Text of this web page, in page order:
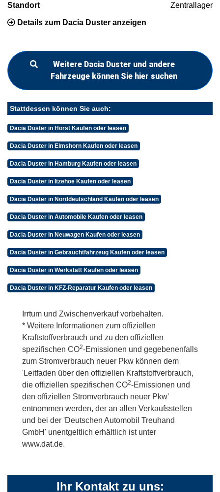
Standort Zentrallager
Details zum Dacia Duster anzeigen
Weitere Dacia Duster und andere
Fahrzeuge können Sie hier suchen
Stattdessen können Sie auch:
Dacia Duster in Horst Kaufen oder leasen
Dacia Duster in Elmshorn Kaufen oder leasen
Dacia Duster in Hamburg Kaufen oder leasen
Dacia Duster in Itzehoe Kaufen oder leasen
Dacia Duster in Norddeutschland Kaufen oder leasen
Dacia Duster in Automobile Kaufen oder leasen
Dacia Duster in Neuwagen Kaufen oder leasen
Dacia Duster in Gebrauchtfahrzeug Kaufen oder leasen
Dacia Duster in Werkstatt Kaufen oder leasen
Dacia Duster in KFZ-Reparatur Kaufen oder leasen
Irrtum und Zwischenverkauf vorbehalten.
* Weitere Informationen zum offiziellen
Kraftstoffverbrauch und zu den offiziellen
spezifischen CO2-Emissionen und gegebenenfalls
zum Stromverbrauch neuer Pkw können dem
'Leitfaden über den offiziellen Kraftstoffverbrauch,
die offiziellen spezifischen CO2-Emissionen und
den offiziellen Stromverbrauch neuer Pkw'
entnommen werden, der an allen Verkaufsstellen
und bei der 'Deutschen Automobil Treuhand
GmbH' unentgeltlich erhältlich ist unter
www.dat.de.
Ihr Kontakt zu uns: